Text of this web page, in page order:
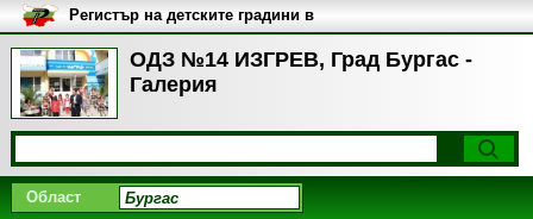
ОДЗ №14 ИЗГРЕВ, Град Бургас -
Галерия
Регистър на детските градини в
България
Област